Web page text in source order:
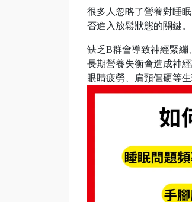
很多人忽略了營養對睡
否進入放鬆狀態的關鍵。
缺乏B群會導致神經緊繃
長期營養失衡會造成神
眼睛疲勞、肩頸僵硬等